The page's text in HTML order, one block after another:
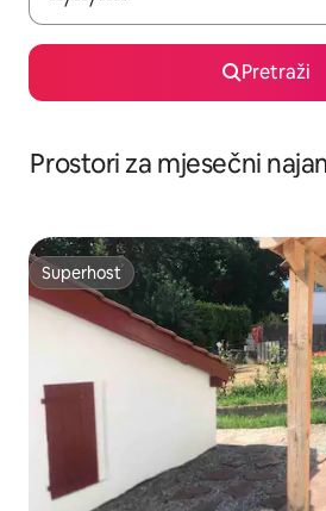
Pretraži
Prostori za mjesečni
Superhost
Superhost